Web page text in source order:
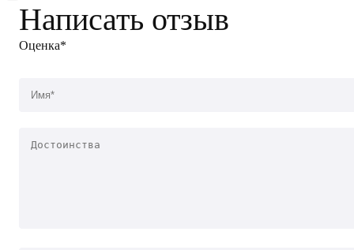
Написать отзыв
Оценка*